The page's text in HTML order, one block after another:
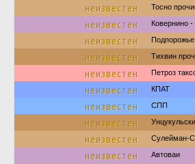
неизвестен Тосно
неизвестен Ковернино
неизвестен
неизвестен Тихвин
неизвестен Петроз
неизвестен КПАТ
неизвестен СПП
неизвестен
неизвестен Сулейман-
неизвестен Автоваи